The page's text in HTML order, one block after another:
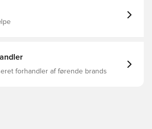
forhandler af førende brands